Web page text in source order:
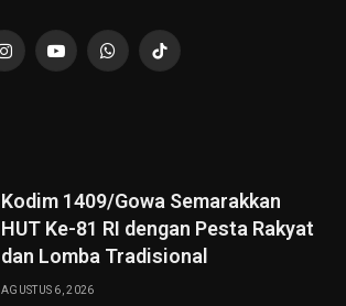
InstagramYouTubeWhatsAppTikTok
Kodim 1409/Gowa Semarakkan
HUT Ke-81 RI dengan Pesta Rakyat
dan Lomba Tradisional
AGUSTUS 6, 2026